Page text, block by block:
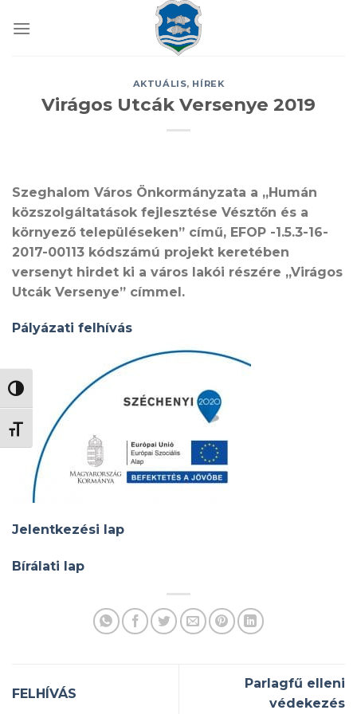
NAGY KONTRASZT VÁLTÁSA
BETŰMÉRET VÁLTÁSA
AKTUÁLIS, HÍREK
Virágos Utcák Versenye 2019
Szeghalom Város Önkormányzata a „Humán
közszolgáltatások fejlesztése Vésztőn és a
környező településeken” című, EFOP -1.5.3-16-
2017-00113 kódszámú projekt keretében
versenyt hirdet ki a város lakói részére „Virágos
Utcák Versenye” címmel.
Pályázati felhívás
Jelentkezési lap
Bírálati lap
FELHÍVÁS
Parlagfű elleni
védekezés